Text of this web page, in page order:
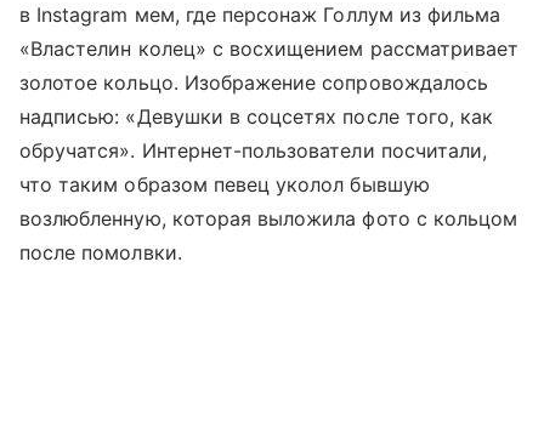
в Instagram мем, где персонаж Голлум из фильма
«Властелин колец» с восхищением рассматривает
золотое кольцо. Изображение сопровождалось
надписью: «Девушки в соцсетях после того, как
обручатся». Интернет-пользователи посчитали,
что таким образом певец уколол бывшую
возлюбленную, которая выложила фото с кольцом
после помолвки.